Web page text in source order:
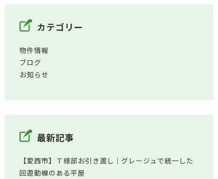
カテゴリー
物件情報
ブログ
お知らせ
最新記事
【愛西市】Ｔ様邸お引き渡し｜グレージュで統一した
回遊動線のある平屋